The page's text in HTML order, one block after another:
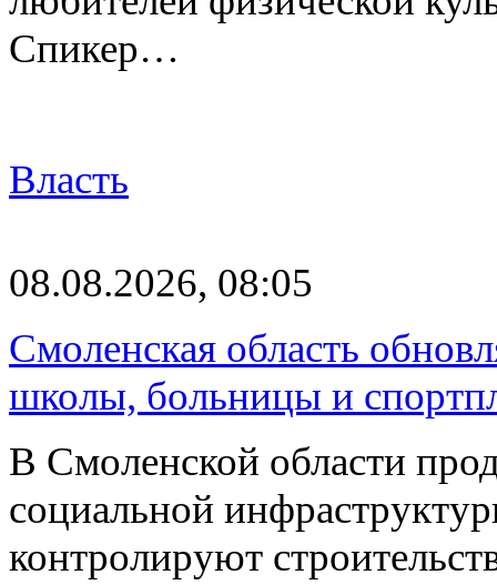
Спикер…
Власть
08.08.2026, 08:05
Смоленская область
школы, больницы и
В Смоленской области
социальной
контролируют